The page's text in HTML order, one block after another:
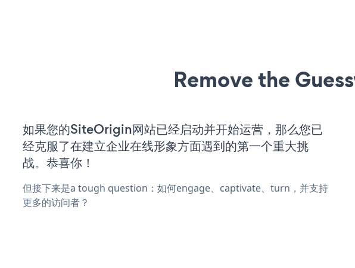
Remove the
如果您的SiteOrigin网站已经启动并开始运营，那么您已
经克服了在建立企业在线形象方面遇到的第一个重大挑
战。恭喜你！
但接下来是a tough question：如何engage、captivate、turn，并支持
更多的访问者？